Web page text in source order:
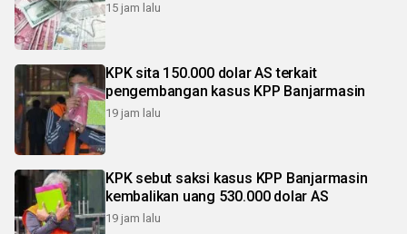
15 jam lalu
KPK sita 150.000 dolar AS terkait
pengembangan kasus KPP Banjarmasin
19 jam lalu
KPK sebut saksi kasus KPP Banjarmasin
kembalikan uang 530.000 dolar AS
19 jam lalu